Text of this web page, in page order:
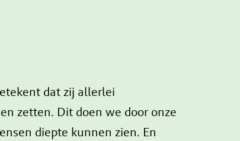
dat zij allerlei
zetten. Dit doen we door onze
diepte kunnen zien. En